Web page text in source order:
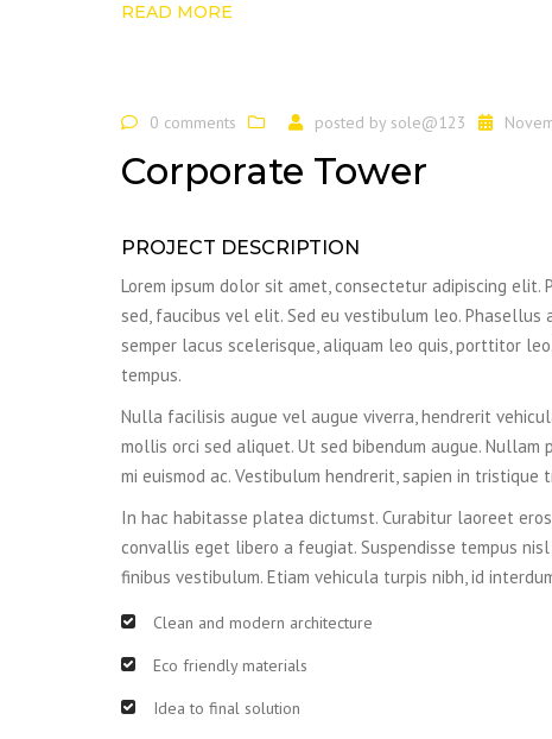
READ MORE
0 comments posted by sole@123
Corporate Tower
PROJECT DESCRIPTION
Lorem ipsum dolor sit amet, consectetur adipiscing
sed, faucibus vel elit. Sed eu vestibulum leo.
semper lacus scelerisque, aliquam leo quis, porttitor
tempus.
Nulla facilisis augue vel augue viverra, hendrerit
mollis orci sed aliquet. Ut sed bibendum augue.
mi euismod ac. Vestibulum hendrerit, sapien in
In hac habitasse platea dictumst. Curabitur laoreet
convallis eget libero a feugiat. Suspendisse tempus
finibus vestibulum. Etiam vehicula turpis nibh, id
Clean and modern architecture
Eco friendly materials
Idea to final solution